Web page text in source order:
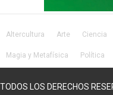
Altercultura Arte Ciencia
Magia y Metafísica Política
TODOS LOS DERECHOS